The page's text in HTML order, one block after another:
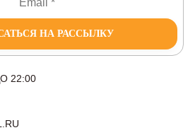
НА РАССЫЛКУ
22:00